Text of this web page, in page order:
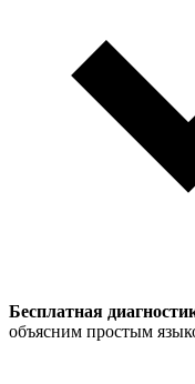
Бесплатная
объясним простым